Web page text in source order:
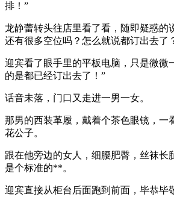
排！”
龙静蕾转头往店里看了看，随即疑惑的
还有很多空位吗？怎么就说都订出去了
迎宾看了眼手里的平板电脑，只是微微
的是都已经订出去了！”
话音未落，门口又走进一男一女。
那男的西装革履，戴着个茶色眼镜，一
花公子。
跟在他旁边的女人，细腰肥臀，丝袜长
是个标准的**。
迎宾直接从柜台后面跑到前面，毕恭毕